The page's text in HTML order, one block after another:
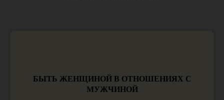
БЫТЬ ЖЕНЩИНОЙ В ОТНОШЕНИЯХ С
МУЖЧИНОЙ